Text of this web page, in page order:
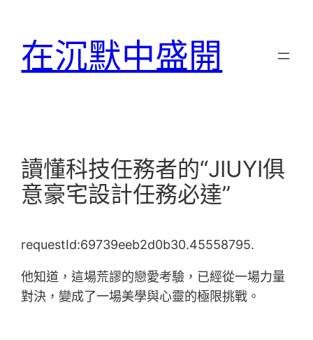
在沉默中盛開
讀懂科技任務者的“JIUYI俱
意豪宅設計任務必達”
requestId:69739eeb2d0b30.45558795.
他知道，這場荒謬的戀愛考驗，已經從一場力量
對決，變成了一場美學與心靈的極限挑戰。